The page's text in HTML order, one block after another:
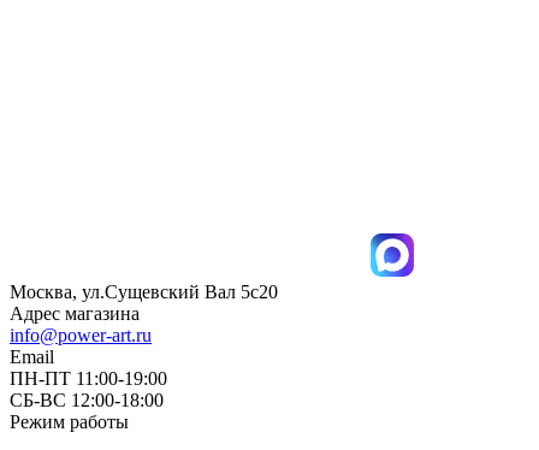
Москва, ул.Сущевский Вал 5с20
Адрес магазина
info@power-art.ru
Email
ПН-ПТ 11:00-19:00
СБ-ВС 12:00-18:00
Режим работы